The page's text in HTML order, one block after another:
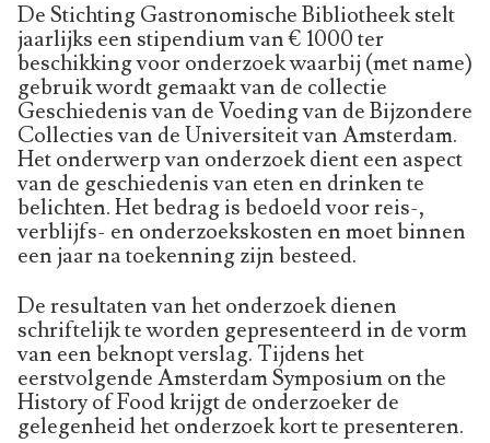
De Stichting Gastronomische Bibliotheek stelt
jaarlijks een stipendium van € 1000 ter
beschikking voor onderzoek waarbij (met name)
gebruik wordt gemaakt van de collectie
Geschiedenis van de Voeding van de Bijzondere
Collecties van de Universiteit van Amsterdam.
Het onderwerp van onderzoek dient een aspect
van de geschiedenis van eten en drinken te
belichten. Het bedrag is bedoeld voor reis-,
verblijfs- en onderzoekskosten en moet binnen
een jaar na toekenning zijn besteed.
De resultaten van het onderzoek dienen
schriftelijk te worden gepresenteerd in de vorm
van een beknopt verslag. Tijdens het
eerstvolgende Amsterdam Symposium on the
History of Food krijgt de onderzoeker de
gelegenheid het onderzoek kort te presenteren.